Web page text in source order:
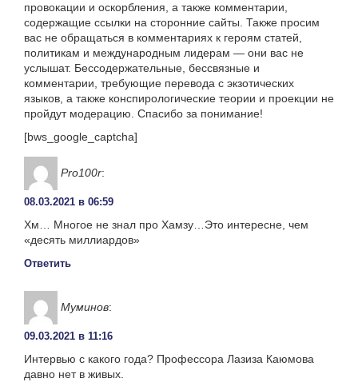
провокации и оскорбления, а также комментарии,
содержащие ссылки на сторонние сайты. Также просим
вас не обращаться в комментариях к героям статей,
политикам и международным лидерам — они вас не
услышат. Бессодержательные, бессвязные и
комментарии, требующие перевода с экзотических
языков, а также конспирологические теории и проекции не
пройдут модерацию. Спасибо за понимание!
[bws_google_captcha]
Pro100r:
08.03.2021 в 06:59
Хм… Многое не знал про Хамзу…Это интересне, чем
«десять миллиардов»
Ответить
Муминов:
09.03.2021 в 11:16
Интервью с какого года? Профессора Лазиза Каюмова
давно нет в живых.